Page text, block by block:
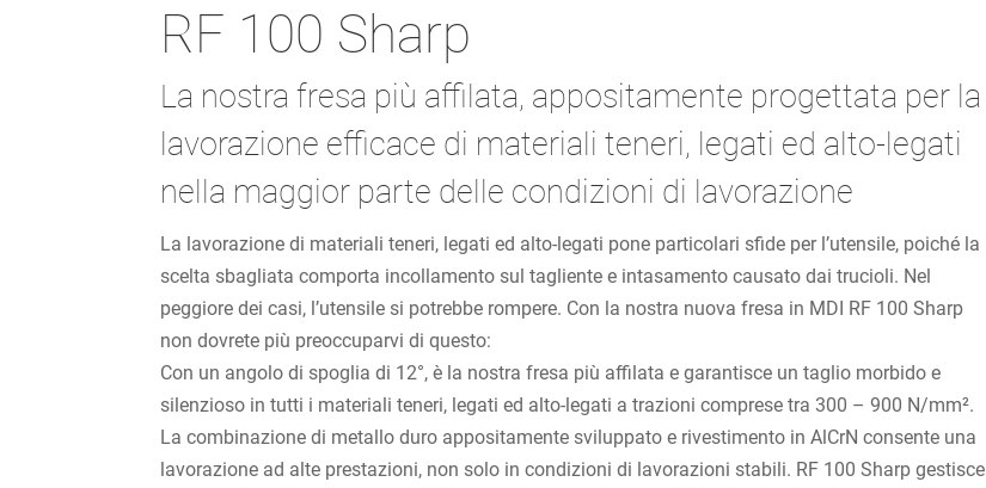
RF 100 Sharp
La nostra fresa più affilata, appositamente progettata per la
lavorazione efficace di materiali teneri, legati ed alto-legati
nella maggior parte delle condizioni di lavorazione
La lavorazione di materiali teneri, legati ed alto-legati pone particolari sfide per l’utensile, poiché la
scelta sbagliata comporta incollamento sul tagliente e intasamento causato dai trucioli. Nel
peggiore dei casi, l’utensile si potrebbe rompere. Con la nostra nuova fresa in MDI RF 100 Sharp
non dovrete più preoccuparvi di questo:
Con un angolo di spoglia di 12°, è la nostra fresa più affilata e garantisce un taglio morbido e
silenzioso in tutti i materiali teneri, legati ed alto-legati a trazioni comprese tra 300 – 900 N/mm².
La combinazione di metallo duro appositamente sviluppato e rivestimento in AlCrN consente una
lavorazione ad alte prestazioni, non solo in condizioni di lavorazioni stabili. RF 100 Sharp gestisce